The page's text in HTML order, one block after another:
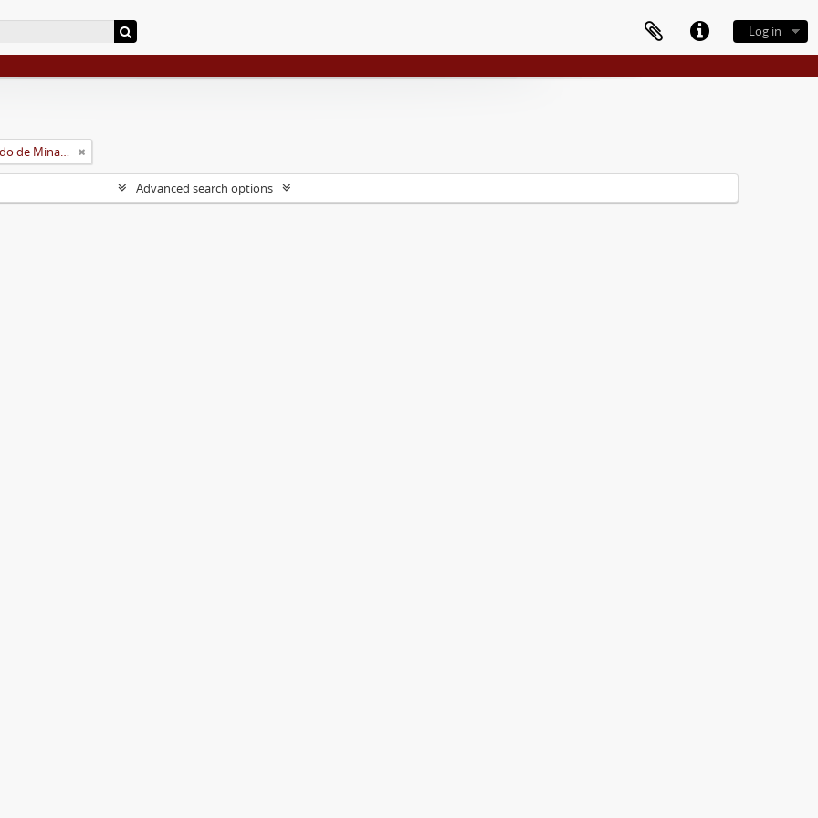
Log in
Universidade Rural do Estado de Minas Gerais (Uremg)
Advanced search options